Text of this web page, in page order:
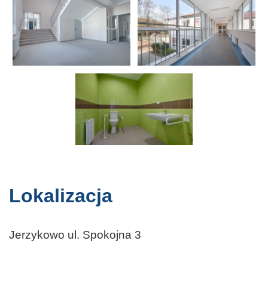
Lokalizacja
Jerzykowo ul. Spokojna 3